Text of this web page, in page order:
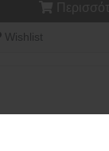
Wishlist